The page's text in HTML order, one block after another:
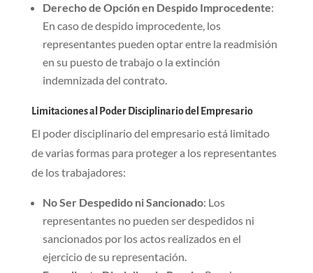
Derecho de Opción en Despido Improcedente:
En caso de despido improcedente, los
representantes pueden optar entre la readmisión
en su puesto de trabajo o la extinción
indemnizada del contrato.
Limitaciones al Poder Disciplinario del Empresario
El poder disciplinario del empresario está limitado
de varias formas para proteger a los representantes
de los trabajadores:
No Ser Despedido ni Sancionado: Los
representantes no pueden ser despedidos ni
sancionados por los actos realizados en el
ejercicio de su representación.